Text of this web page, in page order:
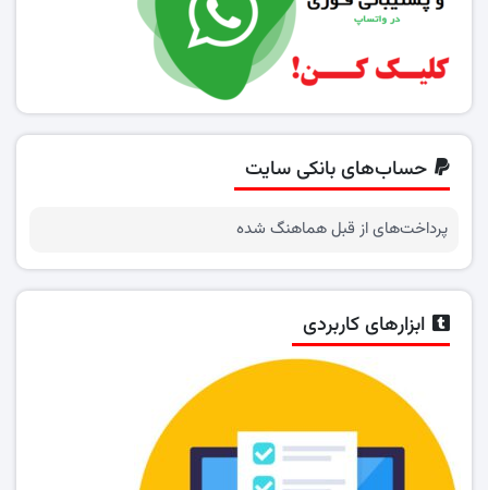
حساب‌های بانکی سایت
پرداخت‌های از قبل هماهنگ شده
ابزارهای کاربردی